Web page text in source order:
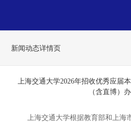
新闻动态详情页
上海交通大学2026年招收优秀应届
（含直博）
上海交通大学根据教育部和上海